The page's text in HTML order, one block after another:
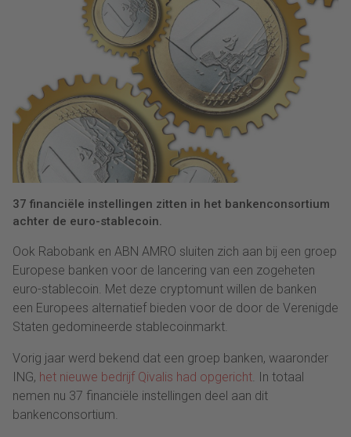
37 financiële instellingen zitten in het bankenconsortium
achter de euro-stablecoin.
Ook Rabobank en ABN AMRO sluiten zich aan bij een groep
Europese banken voor de lancering van een zogeheten
euro-stablecoin. Met deze cryptomunt willen de banken
een Europees alternatief bieden voor de door de Verenigde
Staten gedomineerde stablecoinmarkt.
Vorig jaar werd bekend dat een groep banken, waaronder
ING, het nieuwe bedrijf Qivalis had opgericht . In totaal
nemen nu 37 financiële instellingen deel aan dit
bankenconsortium.